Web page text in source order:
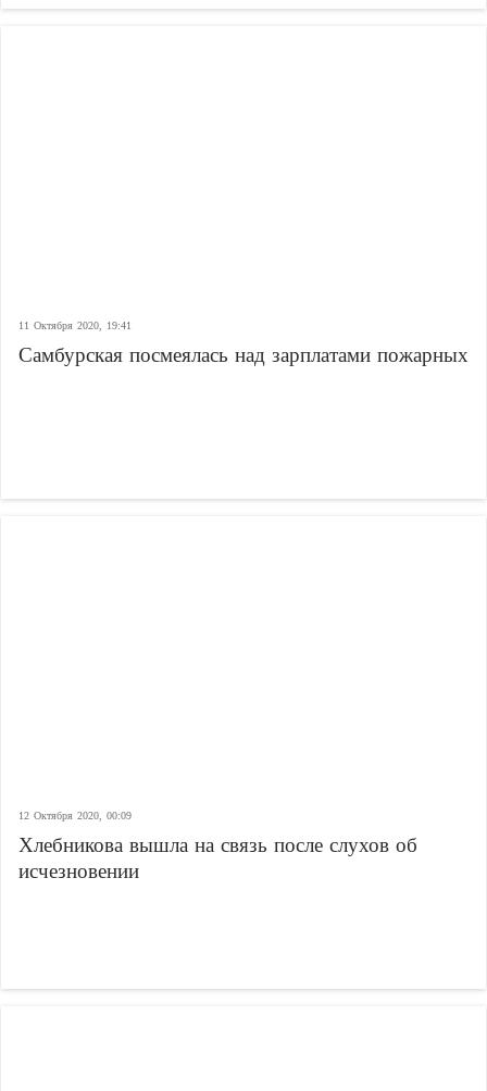
11 Октября 2020, 19:41
Самбурская посмеялась над зарплатами пожарных
12 Октября 2020, 00:09
Хлебникова вышла на связь после слухов об
исчезновении